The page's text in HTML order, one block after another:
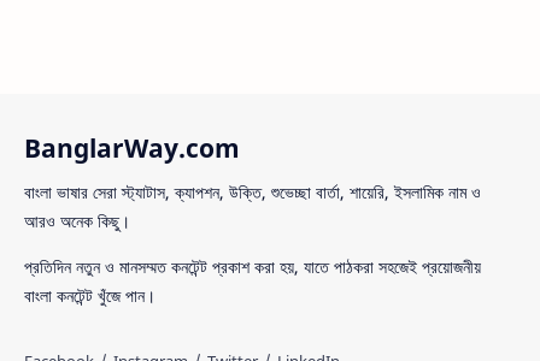
Good afternoon SMS
Good Morining Good Night SMS
Happy Valentines Day Health & Lifestyle
BanglarWay.com
বাংলা ভাষার সেরা স্ট্যাটাস, ক্যাপশন, উক্তি, শুভেচ্ছা বার্তা, শায়েরি, ইসলামিক নাম ও
আরও অনেক কিছু।
প্রতিদিন নতুন ও মানসম্মত কনটেন্ট প্রকাশ করা হয়, যাতে পাঠকরা সহজেই প্রয়োজনীয়
বাংলা কনটেন্ট খুঁজে পান।